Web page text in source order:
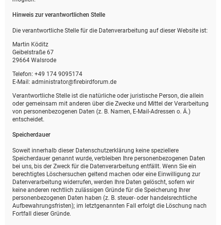
Hinweis zur verantwortlichen Stelle
Die verantwortliche Stelle für die Datenverarbeitung auf dieser Website ist:
Martin Köditz
Geibelstraße 67
29664 Walsrode
Telefon: +49 174 9095174
E-Mail: administrator@firebirdforum.de
Verantwortliche Stelle ist die natürliche oder juristische Person, die allein
oder gemeinsam mit anderen über die Zwecke und Mittel der Verarbeitung
von personenbezogenen Daten (z. B. Namen, E-Mail-Adressen o. Ä.)
entscheidet.
Speicherdauer
Soweit innerhalb dieser Datenschutzerklärung keine speziellere
Speicherdauer genannt wurde, verbleiben Ihre personenbezogenen Daten
bei uns, bis der Zweck für die Datenverarbeitung entfällt. Wenn Sie ein
berechtigtes Löschersuchen geltend machen oder eine Einwilligung zur
Datenverarbeitung widerrufen, werden Ihre Daten gelöscht, sofern wir
keine anderen rechtlich zulässigen Gründe für die Speicherung Ihrer
personenbezogenen Daten haben (z. B. steuer- oder handelsrechtliche
Aufbewahrungsfristen); im letztgenannten Fall erfolgt die Löschung nach
Fortfall dieser Gründe.